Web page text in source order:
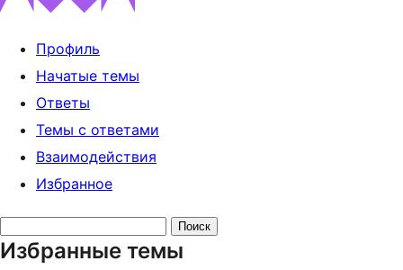
Профиль
Начатые темы
Ответы
Темы с ответами
Взаимодействия
Избранное
тем:
Избранные темы